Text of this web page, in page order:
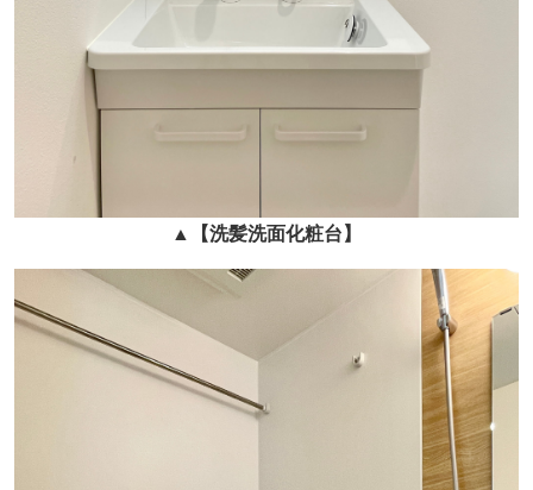
▲ 【洗髪洗面化粧台】